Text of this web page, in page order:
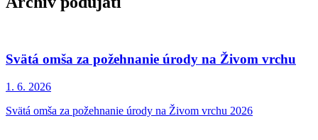
Svätá omša za požehnanie úrody na Živom vrchu
1. 6. 2026
Svätá omša za požehnanie úrody na Živom vrchu 2026